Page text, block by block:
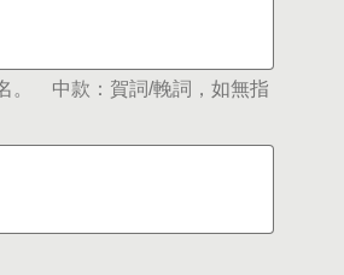
。 中款：賀詞/輓詞，如無指